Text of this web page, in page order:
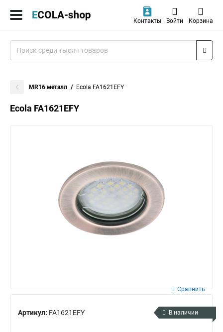
Контакты Войти Корзина
MR16 металл Ecola FA1621EFY
Ecola FA1621EFY
Артикул: FA1621EFY
Сравнить
В наличии